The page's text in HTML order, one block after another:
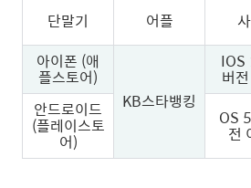
단말기
어플
아이폰 (애
플스토어)
KB스타뱅킹
버
안드로이드
(플레이스토
어)
OS
전